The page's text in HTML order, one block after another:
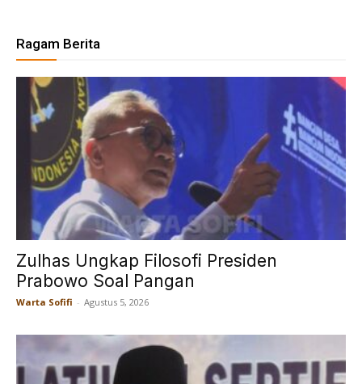
Ragam Berita
Zulhas Ungkap Filosofi Presiden
Prabowo Soal Pangan
Warta Sofifi - Agustus 5, 2026